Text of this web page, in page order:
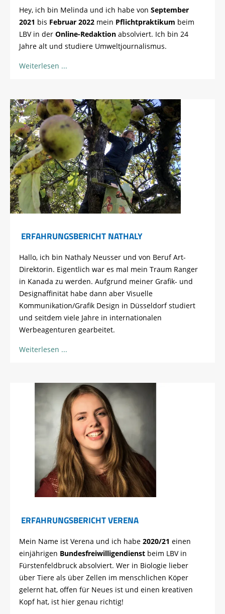
Hey, ich bin Melinda und ich habe von September
2021 bis Februar 2022 mein Pflichtpraktikum beim
LBV in der Online-Redaktion absolviert. Ich bin 24
Jahre alt und studiere Umweltjournalismus.
Weiterlesen
ERFAHRUNGSBERICHT NATHALY
Hallo, ich bin Nathaly Neusser und von Beruf Art-
Direktorin. Eigentlich war es mal mein Traum Ranger
in Kanada zu werden. Aufgrund meiner Grafik- und
Designaffinität habe dann aber Visuelle
Kommunikation/Grafik Design in Düsseldorf studiert
und seitdem viele Jahre in internationalen
Werbeagenturen gearbeitet.
Weiterlesen
ERFAHRUNGSBERICHT VERENA
Mein Name ist Verena und ich habe 2020/21 einen
einjährigen Bundesfreiwilligendienst beim LBV in
Fürstenfeldbruck absolviert. Wer in Biologie lieber
über Tiere als über Zellen im menschlichen Köper
gelernt hat, offen für Neues ist und einen kreativen
Kopf hat, ist hier genau richtig!